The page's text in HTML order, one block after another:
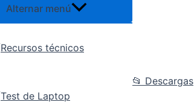
Alternar menú
Recursos técnicos
Test de Laptop
📂 Descargas